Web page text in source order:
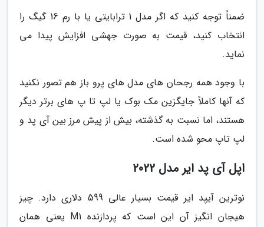
ضمناً توجه کنید که اگر مدل 1 ترابایتی یا با رم 16 گیگ را
انتخاب کنید، قیمت به صورت جهشی افزایش پیدا می
نماید.
با وجود همه رجحان های مدل های پرو باز هم تصور نکنید
که آنها کاملاً جایگزین مک بوک یا لپ تا پ های برتر دیگر
هستند، اما نسبت به گذشته، بیش از پیش مرز بین آی پد و
لپ تاپ محو شده است.
اپل آی پد ایر مدل 2022
نوترین آیپد ایر قیمت بسیار عالی 599 دلاری دارد. چیز
هیجان انگیز آن این است که پردازنده M1 یعنی همان